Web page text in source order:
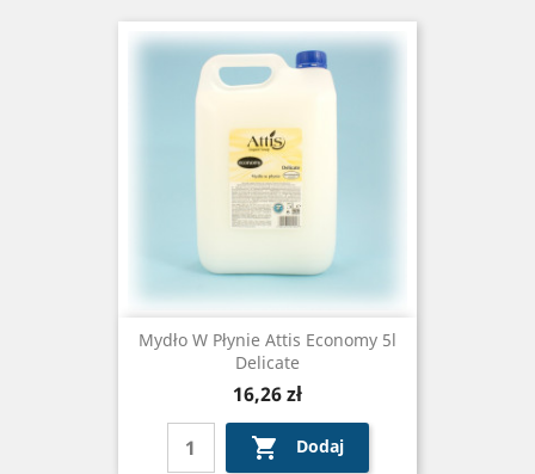
Mydło W Płynie Attis Economy 5l
Delicate
Cena
16,26 zł
 Dodaj